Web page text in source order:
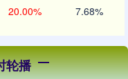
20.00% 7.68%
轮播